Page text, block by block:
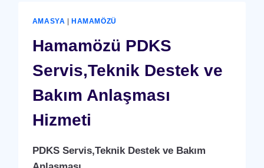
BAKIM
HIZMETI
AMASYA |HAMAMÖZÜ
Hamamözü PDKS
Servis,Teknik Destek ve
Bakım Anlaşması
Hizmeti
PDKS Servis,Teknik Destek ve Bakım